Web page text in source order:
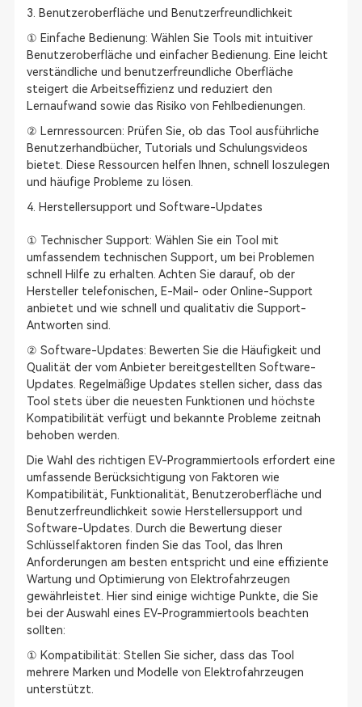
3. Benutzeroberfläche und Benutzerfreundlichkeit
① Einfache Bedienung: Wählen Sie Tools mit intuitiver
Benutzeroberfläche und einfacher Bedienung. Eine leicht
verständliche und benutzerfreundliche Oberfläche
steigert die Arbeitseffizienz und reduziert den
Lernaufwand sowie das Risiko von Fehlbedienungen.
② Lernressourcen: Prüfen Sie, ob das Tool ausführliche
Benutzerhandbücher, Tutorials und Schulungsvideos
bietet. Diese Ressourcen helfen Ihnen, schnell loszulegen
und häufige Probleme zu lösen.
4. Herstellersupport und Software-Updates
① Technischer Support: Wählen Sie ein Tool mit
umfassendem technischen Support, um bei Problemen
schnell Hilfe zu erhalten. Achten Sie darauf, ob der
Hersteller telefonischen, E-Mail- oder Online-Support
anbietet und wie schnell und qualitativ die Support-
Antworten sind.
② Software-Updates: Bewerten Sie die Häufigkeit und
Qualität der vom Anbieter bereitgestellten Software-
Updates. Regelmäßige Updates stellen sicher, dass das
Tool stets über die neuesten Funktionen und höchste
Kompatibilität verfügt und bekannte Probleme zeitnah
behoben werden.
Die Wahl des richtigen EV-Programmiertools erfordert eine
umfassende Berücksichtigung von Faktoren wie
Kompatibilität, Funktionalität, Benutzeroberfläche und
Benutzerfreundlichkeit sowie Herstellersupport und
Software-Updates. Durch die Bewertung dieser
Schlüsselfaktoren finden Sie das Tool, das Ihren
Anforderungen am besten entspricht und eine effiziente
Wartung und Optimierung von Elektrofahrzeugen
gewährleistet. Hier sind einige wichtige Punkte, die Sie
bei der Auswahl eines EV-Programmiertools beachten
sollten:
① Kompatibilität: Stellen Sie sicher, dass das Tool
mehrere Marken und Modelle von Elektrofahrzeugen
unterstützt.